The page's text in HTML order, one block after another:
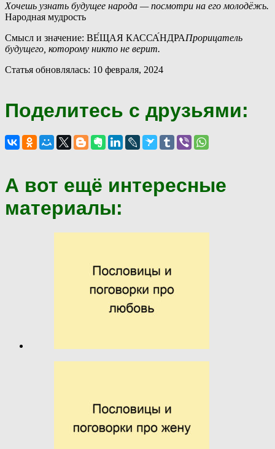
Хочешь узнать будущее народа — посмотри на его молодёжь.
Народная мудрость
Смысл и значение: ВЕ́ЩАЯ КАССА́НДРАПрорицатель
будущего, которому никто не верит.
Статья обновлялась: 10 февраля, 2024
Поделитесь с друзьями:
А вот ещё интересные
материалы: